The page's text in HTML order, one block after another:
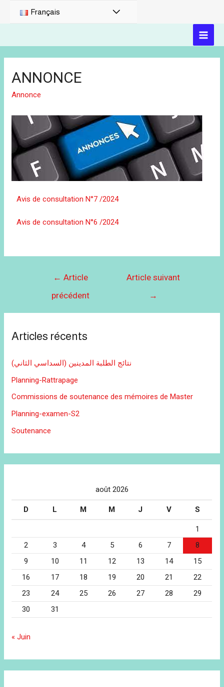
Français
ANNONCE
Annonce
Avis de consultation N°7 /2024
Avis de consultation N°6 /2024
← Article
précédent
Article suivant
→
Articles récents
نتائج الطلبة المدينين (السداسي الثاني)
Planning-Rattrapage
Commissions de soutenance des mémoires de Master
Planning-examen-S2
Soutenance
août 2026
D L M M J V S
1
2
3 4 5 6 7
8
9
10 11 12 13 14
15
16
17 18 19 20 21
22
23
24 25 26 27 28
29
30
31
« Juin